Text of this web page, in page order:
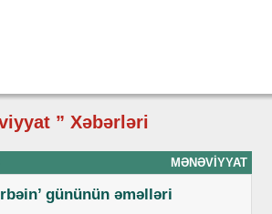
” Xəbərləri
MƏNƏVIYYAT
gününün əməlləri